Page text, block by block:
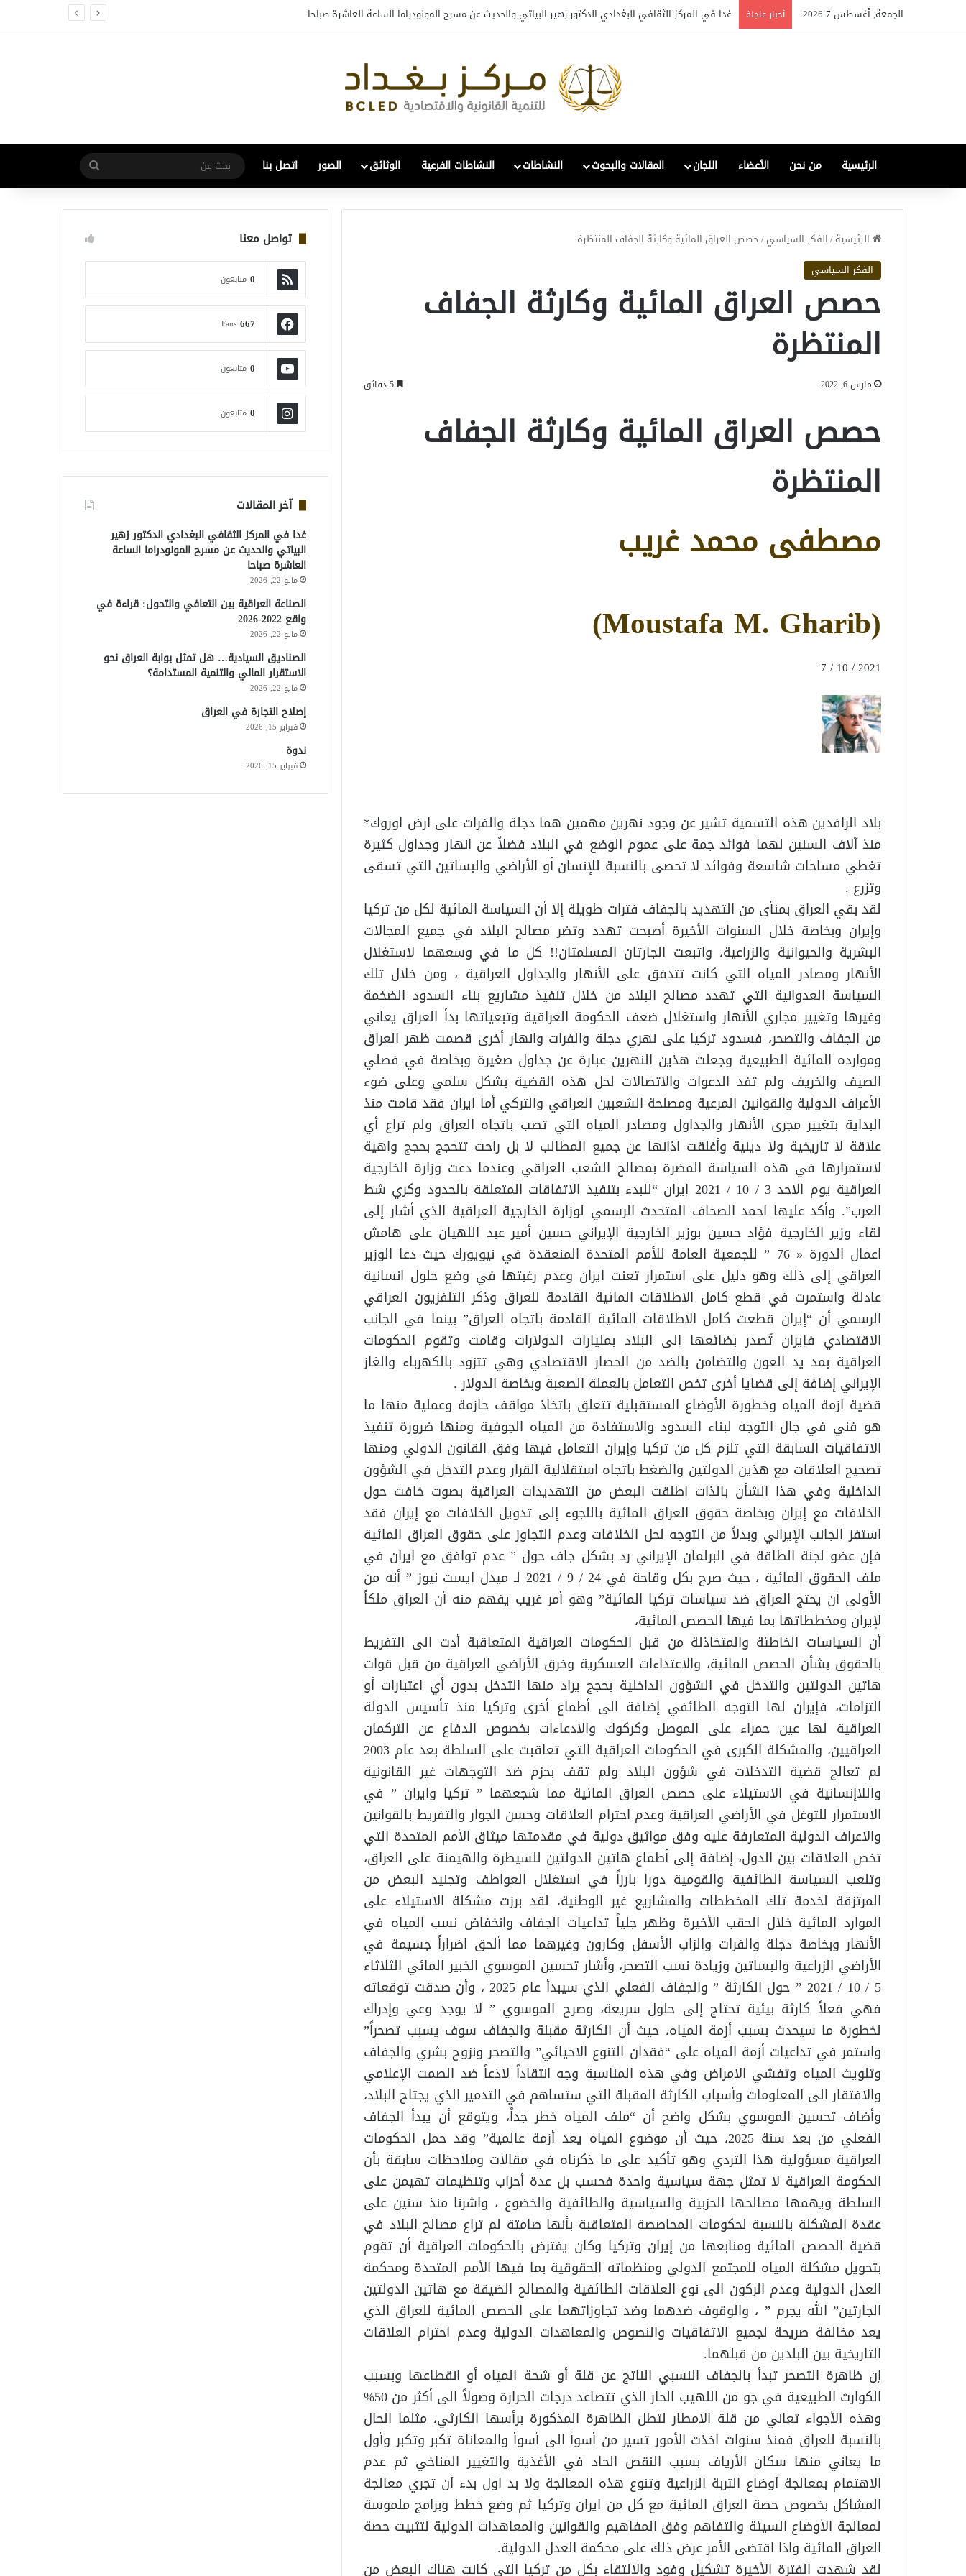
الجمعة, أغسطس 7 2026 أخبار عاجلة الصناعة العراقية بين التعافي والتحول: قراءة في واقع 2022-2026
الرئيسية من نحن الأعضاء اللجان المقالات والبحوث النشاطات النشاطات الفرعية الوثائق الصور اتصل بنا
بحث
عن
الرئيسية/الفكر السياسي/حصص العراق المائية وكارثة الجفاف المنتظرة
الفكر السياسي
حصص العراق المائية وكارثة الجفاف
المنتظرة
مارس 6, 2022
حصص العراق المائية وكارثة الجفاف
المنتظرة
مصطفى محمد غريب
(Moustafa M. Gharib)
2021 / 10 / 7
بلاد الرافدين هذه التسمية تشير عن وجود نهرين مهمين هما دجلة والفرات على ارض اوروك*
منذ آلاف السنين لهما فوائد جمة على عموم الوضع في البلاد فضلاً عن انهار وجداول كثيرة
تغطي مساحات شاسعة وفوائد لا تحصى بالنسبة للإنسان أو الأراضي والبساتين التي تسقى
وتزرع .
لقد بقي العراق بمنأى من التهديد بالجفاف فترات طويلة إلا أن السياسة المائية لكل من تركيا
وإيران وبخاصة خلال السنوات الأخيرة أصبحت تهدد وتضر مصالح البلاد في جميع المجالات
البشرية والحيوانية والزراعية، واتبعت الجارتان المسلمتان!! كل ما في وسعهما لاستغلال
الأنهار ومصادر المياه التي كانت تتدفق على الأنهار والجداول العراقية ، ومن خلال تلك
السياسة العدوانية التي تهدد مصالح البلاد من خلال تنفيذ مشاريع بناء السدود الضخمة
وغيرها وتغيير مجاري الأنهار واستغلال ضعف الحكومة العراقية وتبعياتها بدأ العراق يعاني
من الجفاف والتصحر، فسدود تركيا على نهري دجلة والفرات وانهار أخرى قصمت ظهر العراق
وموارده المائية الطبيعية وجعلت هذين النهرين عبارة عن جداول صغيرة وبخاصة في فصلي
الصيف والخريف ولم تفد الدعوات والاتصالات لحل هذه القضية بشكل سلمي وعلى ضوء
الأعراف الدولية والقوانين المرعية ومصلحة الشعبين العراقي والتركي أما ايران فقد قامت منذ
البداية بتغيير مجرى الأنهار والجداول ومصادر المياه التي تصب باتجاه العراق ولم تراع أي
علاقة لا تاريخية ولا دينية وأغلقت اذانها عن جميع المطالب لا بل راحت تتحجج بحجج واهية
لاستمرارها في هذه السياسة المضرة بمصالح الشعب العراقي وعندما دعت وزارة الخارجية
العراقية يوم الاحد 3 / 10 / 2021 إيران “للبدء بتنفيذ الاتفاقات المتعلقة بالحدود وكري شط
العرب”. وأكد عليها احمد الصحاف المتحدث الرسمي لوزارة الخارجية العراقية الذي أشار إلى
لقاء وزير الخارجية فؤاد حسين بوزير الخارجية الإيراني حسين أمير عبد اللهيان على هامش
اعمال الدورة « 76 ” للجمعية العامة للأمم المتحدة المنعقدة في نيويورك حيث دعا الوزير
العراقي إلى ذلك وهو دليل على استمرار تعنت ايران وعدم رغبتها في وضع حلول انسانية
عادلة واستمرت في قطع كامل الاطلاقات المائية القادمة للعراق وذكر التلفزيون العراقي
الرسمي أن “إيران قطعت كامل الاطلاقات المائية القادمة باتجاه العراق” بينما في الجانب
الاقتصادي فإيران تُصدر بضائعها إلى البلاد بمليارات الدولارات وقامت وتقوم الحكومات
العراقية بمد يد العون والتضامن بالضد من الحصار الاقتصادي وهي تتزود بالكهرباء والغاز
الإيراني إضافة إلى قضايا أخرى تخص التعامل بالعملة الصعبة وبخاصة الدولار .
قضية ازمة المياه وخطورة الأوضاع المستقبلية تتعلق باتخاذ مواقف حازمة وعملية منها ما
هو فني في جال التوجه لبناء السدود والاستفادة من المياه الجوفية ومنها ضرورة تنفيذ
الاتفاقيات السابقة التي تلزم كل من تركيا وإيران التعامل فيها وفق القانون الدولي ومنها
تصحيح العلاقات مع هذين الدولتين والضغط باتجاه استقلالية القرار وعدم التدخل في الشؤون
الداخلية وفي هذا الشأن بالذات اطلقت البعض من التهديدات العراقية بصوت خافت حول
الخلافات مع إيران وبخاصة حقوق العراق المائية باللجوء إلى تدويل الخلافات مع إيران فقد
استفز الجانب الإيراني وبدلاً من التوجه لحل الخلافات وعدم التجاوز على حقوق العراق المائية
فإن عضو لجنة الطاقة في البرلمان الإيراني رد بشكل جاف حول ” عدم توافق مع ايران في
ملف الحقوق المائية ، حيث صرح بكل وقاحة في 24 / 9 / 2021 لـ ميدل ايست نيوز ” أنه من
الأولى أن يحتج العراق ضد سياسات تركيا المائية” وهو أمر غريب يفهم منه أن العراق ملكاً
لإيران ومخططاتها بما فيها الحصص المائية،
أن السياسات الخاطئة والمتخاذلة من قبل الحكومات العراقية المتعاقبة أدت الى التفريط
بالحقوق بشأن الحصص المائية، والاعتداءات العسكرية وخرق الأراضي العراقية من قبل قوات
هاتين الدولتين والتدخل في الشؤون الداخلية بحجج يراد منها التدخل بدون أي اعتبارات أو
التزامات، فإيران لها التوجه الطائفي إضافة الى أطماع أخرى وتركيا منذ تأسيس الدولة
العراقية لها عين حمراء على الموصل وكركوك والادعاءات بخصوص الدفاع عن التركمان
العراقيين، والمشكلة الكبرى في الحكومات العراقية التي تعاقبت على السلطة بعد عام 2003
لم تعالج قضية التدخلات في شؤون البلاد ولم تقف بحزم ضد التوجهات غير القانونية
واللاإنسانية في الاستيلاء على حصص العراق المائية مما شجعهما ” تركيا وايران ” في
الاستمرار للتوغل في الأراضي العراقية وعدم احترام العلاقات وحسن الجوار والتفريط بالقوانين
والاعراف الدولية المتعارفة عليه وفق مواثيق دولية في مقدمتها ميثاق الأمم المتحدة التي
تخص العلاقات بين الدول، إضافة إلى أطماع هاتين الدولتين للسيطرة والهيمنة على العراق،
وتلعب السياسة الطائفية والقومية دورا بارزاً في استغلال العواطف وتجنيد البعض من
المرتزقة لخدمة تلك المخططات والمشاريع غير الوطنية، لقد برزت مشكلة الاستيلاء على
الموارد المائية خلال الحقب الأخيرة وظهر جلياً تداعيات الجفاف وانخفاض نسب المياه في
الأنهار وبخاصة دجلة والفرات والزاب الأسفل وكارون وغيرهما مما ألحق اضراراً جسيمة في
الأراضي الزراعية والبساتين وزيادة نسب التصحر، وأشار تحسين الموسوي الخبير المائي الثلاثاء
5 / 10 / 2021 ” حول الكارثة ” والجفاف الفعلي الذي سيبدأ عام 2025 ، وأن صدقت توقعاته
فهي فعلاً كارثة بيئية تحتاج إلى حلول سريعة، وصرح الموسوي ” لا يوجد وعي وإدراك
لخطورة ما سيحدث بسبب أزمة المياه، حيث أن الكارثة مقبلة والجفاف سوف يسبب تصحراً”
واستمر في تداعيات أزمة المياه على “فقدان التنوع الاحيائي” والتصحر ونزوح بشري والجفاف
وتلويث المياه وتفشي الامراض وفي هذه المناسبة وجه انتقاداً لاذعاً ضد الصمت الإعلامي
والافتقار الى المعلومات وأسباب الكارثة المقبلة التي ستساهم في التدمير الذي يجتاح البلاد،
وأضاف تحسين الموسوي بشكل واضح أن “ملف المياه خطر جداً، ويتوقع أن يبدأ الجفاف
الفعلي من بعد سنة 2025، حيث أن موضوع المياه يعد أزمة عالمية” وقد حمل الحكومات
العراقية مسؤولية هذا التردي وهو تأكيد على ما ذكرناه في مقالات وملاحظات سابقة بأن
الحكومة العراقية لا تمثل جهة سياسية واحدة فحسب بل عدة أحزاب وتنظيمات تهيمن على
السلطة ويهمها مصالحها الحزبية والسياسية والطائفية والخضوع ، واشرنا منذ سنين على
عقدة المشكلة بالنسبة لحكومات المحاصصة المتعاقبة بأنها صامتة لم تراع مصالح البلاد في
قضية الحصص المائية ومنابعها من إيران وتركيا وكان يفترض بالحكومات العراقية أن تقوم
بتحويل مشكلة المياه للمجتمع الدولي ومنظماته الحقوقية بما فيها الأمم المتحدة ومحكمة
العدل الدولية وعدم الركون الى نوع العلاقات الطائفية والمصالح الضيقة مع هاتين الدولتين
الجارتين” الله يجرم ” ، والوقوف ضدهما وضد تجاوزاتهما على الحصص المائية للعراق الذي
يعد مخالفة صريحة لجميع الاتفاقيات والنصوص والمعاهدات الدولية وعدم احترام العلاقات
التاريخية بين البلدين من قبلهما.
إن ظاهرة التصحر تبدأ بالجفاف النسبي الناتج عن قلة أو شحة المياه أو انقطاعها وبسبب
الكوارث الطبيعية في جو من اللهيب الحار الذي تتصاعد درجات الحرارة وصولاً الى أكثر من 50%
وهذه الأجواء تعاني من قلة الامطار لتطل الظاهرة المذكورة برأسها الكارثي، مثلما الحال
بالنسبة للعراق فمنذ سنوات اخذت الأمور تسير من أسوأ الى أسوأ والمعاناة تكبر وتكبر وأول
ما يعاني منها سكان الأرياف بسبب النقص الحاد في الأغذية والتغيير المناخي ثم عدم
الاهتمام بمعالجة أوضاع التربة الزراعية وتنوع هذه المعالجة ولا بد اول بدء أن تجري معالجة
المشاكل بخصوص حصة العراق المائية مع كل من ايران وتركيا ثم وضع خطط وبرامج ملموسة
لمعالجة الأوضاع السيئة والتفاهم وفق المفاهيم والقوانين والمعاهدات الدولية لتثبيت حصة
العراق المائية واذا اقتضى الأمر عرض ذلك على محكمة العدل الدولية.
لقد شهدت الفترة الأخيرة تشكيل وفود والالتقاء بكل من تركيا التي كانت هناك البعض من
تواصل معنا
0 متابعون
667
Fans
0 متابعون
0 متابعون
آخر المقالات
غدا في المركز الثقافي البغدادي الدكتور زهير
البياتي والحديث عن مسرح المونودراما الساعة
العاشرة صباحا
مايو 22, 2026
الصناعة العراقية بين التعافي والتحول: قراءة في
واقع 2022-2026
مايو 22, 2026
الصناديق السيادية… هل تمثل بوابة العراق نحو
الاستقرار المالي والتنمية المستدامة؟
مايو 22, 2026
إصلاح التجارة في العراق
فبراير 15, 2026
ندوة
فبراير 15, 2026